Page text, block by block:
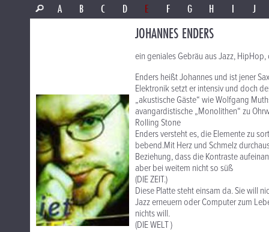
A
B C D E F G H I J
JOHANNES ENDERS
ein geniales Gebräu aus Jazz,
Enders heißt Johannes und ist jener
Elektronik setzt er intensiv und doch
„akustische Gäste“ wie Wolfgang
avangardistische „Monolithen“ zu
Rolling Stone
Enders versteht es, die Elemente zu
bebend.Mit Herz und Schmelz
Beziehung, dass die Kontraste
aber bei weitem nicht so süß
(DIE ZEIT.)
Diese Platte steht einsam da. Sie will
Jazz erneuern oder Computer zum
nichts will.
(DIE WELT )